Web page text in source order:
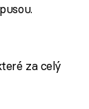
za celý